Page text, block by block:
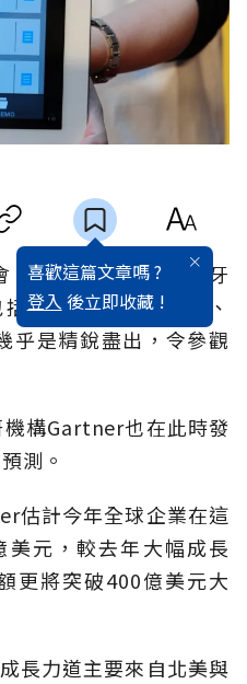
喜歡這篇文章嗎 ?
登入 後立即收藏 !
MWC）27日在西班牙
hTC、三星、索尼、
乎是精銳盡出，令參觀
構Gartner也在此時發
測。
估計今年全球企業在這
元，較去年大幅成長
更將突破400億美元大
長力道主要來自北美與